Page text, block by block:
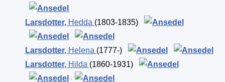
Larsdotter, Hedda (1803-1835)
Larsdotter, Helena (1777-)
Larsdotter, Hilda (1860-1931)